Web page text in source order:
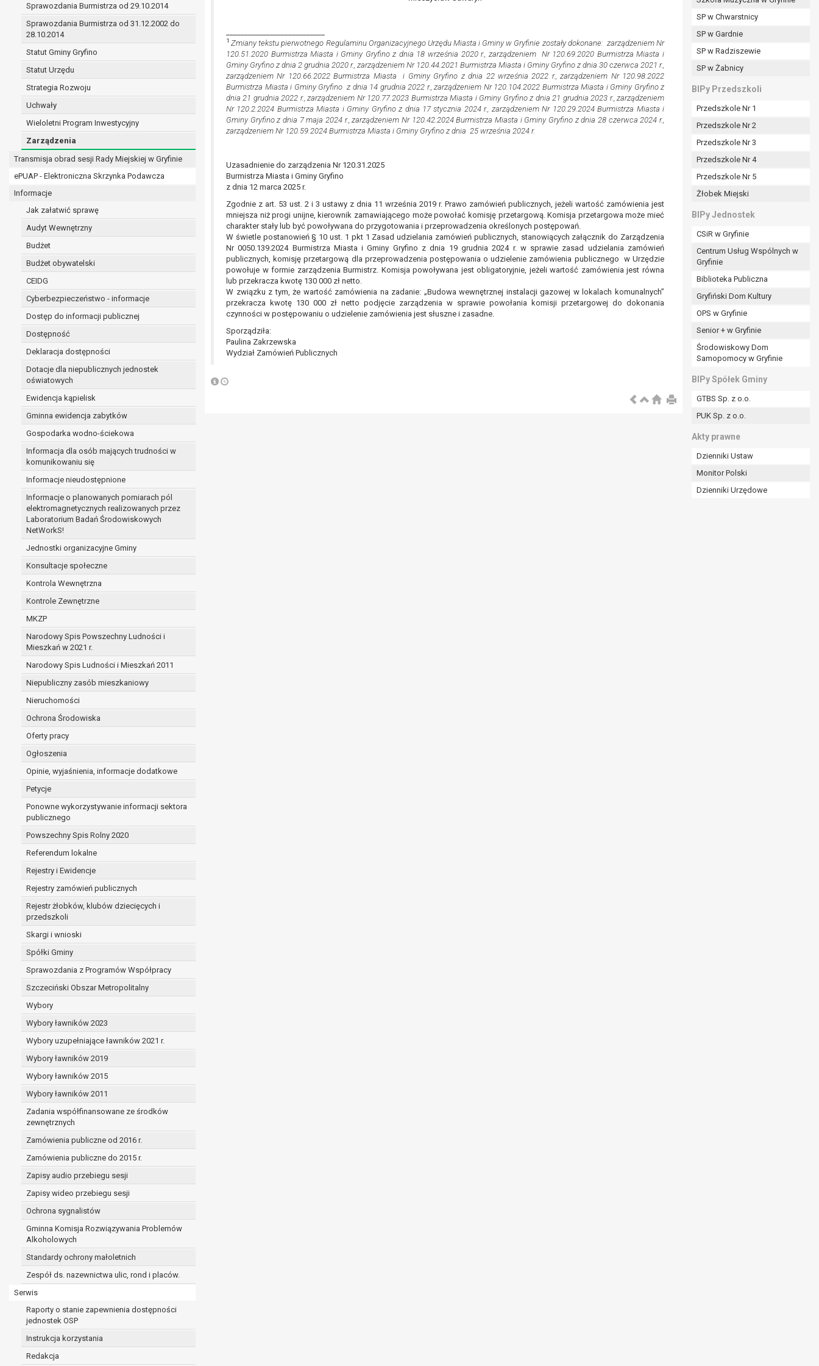
Sprawozdania Burmistrza od 29.10.2014
Sprawozdania Burmistrza od 31.12.2002 do
28.10.2014
Statut Gminy Gryfino
Statut Urzędu
Strategia Rozwoju
Uchwały
Wieloletni Program Inwestycyjny
Zarządzenia
Transmisja obrad sesji Rady Miejskiej w Gryfinie
ePUAP - Elektroniczna Skrzynka Podawcza
Informacje
Jak załatwić sprawę
Audyt Wewnętrzny
Budżet
Budżet obywatelski
CEIDG
Cyberbezpieczeństwo - informacje
Dostęp do informacji publicznej
Dostępność
Deklaracja dostępności
Dotacje dla niepublicznych jednostek
oświatowych
Ewidencja kąpielisk
Gminna ewidencja zabytków
Gospodarka wodno-ściekowa
Informacja dla osób mających trudności w
komunikowaniu się
Informacje nieudostępnione
Informacje o planowanych pomiarach pól
elektromagnetycznych realizowanych przez
Laboratorium Badań Środowiskowych
NetWorkS!
Jednostki organizacyjne Gminy
Konsultacje społeczne
Kontrola Wewnętrzna
Kontrole Zewnętrzne
MKZP
Narodowy Spis Powszechny Ludności i
Mieszkań w 2021 r.
Narodowy Spis Ludności i Mieszkań 2011
Niepubliczny zasób mieszkaniowy
Nieruchomości
Ochrona Środowiska
Oferty pracy
Ogłoszenia
Opinie, wyjaśnienia, informacje dodatkowe
Petycje
Ponowne wykorzystywanie informacji sektora
publicznego
Powszechny Spis Rolny 2020
Referendum lokalne
Rejestry i Ewidencje
Rejestry zamówień publicznych
Rejestr żłobków, klubów dziecięcych i
przedszkoli
Skargi i wnioski
Spółki Gminy
Sprawozdania z Programów Współpracy
Szczeciński Obszar Metropolitalny
Wybory
Wybory ławników 2023
Wybory uzupełniające ławników 2021 r.
Wybory ławników 2019
Wybory ławników 2015
Wybory ławników 2011
Zadania współfinansowane ze środków
zewnętrznych
Zamówienia publiczne od 2016 r.
Zamówienia publiczne do 2015 r.
Zapisy audio przebiegu sesji
Zapisy wideo przebiegu sesji
Ochrona sygnalistów
Gminna Komisja Rozwiązywania Problemów
Alkoholowych
Standardy ochrony małoletnich
Zespół ds. nazewnictwa ulic, rond i placów.
Serwis
Raporty o stanie zapewnienia dostępności
jednostek OSP
Instrukcja korzystania
Redakcja
1 Zmiany tekstu pierwotnego Regulaminu Organizacyjnego Urzędu Miasta i Gminy w Gryfinie zostały dokonane: zarządzeniem Nr
120.51.2020 Burmistrza Miasta i Gminy Gryfino z dnia 18 września 2020 r., zarządzeniem Nr 120.69.2020 Burmistrza Miasta i
Gminy Gryfino z dnia 2 grudnia 2020 r., zarządzeniem Nr 120.44.2021 Burmistrza Miasta i Gminy Gryfino z dnia 30 czerwca 2021 r.,
zarządzeniem Nr 120.66.2022 Burmistrza Miasta i Gminy Gryfino z dnia 22 września 2022 r., zarządzeniem Nr 120.98.2022
Burmistrza Miasta i Gminy Gryfino z dnia 14 grudnia 2022 r., zarządzeniem Nr 120.104.2022 Burmistrza Miasta i Gminy Gryfino z
dnia 21 grudnia 2022 r., zarządzeniem Nr 120.77.2023 Burmistrza Miasta i Gminy Gryfino z dnia 21 grudnia 2023 r., zarządzeniem
Nr 120.2.2024 Burmistrza Miasta i Gminy Gryfino z dnia 17 stycznia 2024 r., zarządzeniem Nr 120.29.2024 Burmistrza Miasta i
Gminy Gryfino z dnia 7 maja 2024 r., zarządzeniem Nr 120.42.2024 Burmistrza Miasta i Gminy Gryfino z dnia 28 czerwca 2024 r.,
zarządzeniem Nr 120.59.2024 Burmistrza Miasta i Gminy Gryfino z dnia 25 września 2024 r.
Uzasadnienie do zarządzenia Nr 120.31.2025
Burmistrza Miasta i Gminy Gryfino
z dnia 12 marca 2025 r.
Zgodnie z art. 53 ust. 2 i 3 ustawy z dnia 11 września 2019 r. Prawo zamówień publicznych, jeżeli wartość zamówienia jest
mniejsza niż progi unijne, kierownik zamawiającego może powołać komisję przetargową. Komisja przetargowa może mieć
charakter stały lub być powoływana do przygotowania i przeprowadzenia określonych postępowań.
W świetle postanowień § 10 ust. 1 pkt 1 Zasad udzielania zamówień publicznych, stanowiących załącznik do Zarządzenia
Nr 0050.139.2024 Burmistrza Miasta i Gminy Gryfino z dnia 19 grudnia 2024 r. w sprawie zasad udzielania zamówień
publicznych, komisję przetargową dla przeprowadzenia postępowania o udzielenie zamówienia publicznego w Urzędzie
powołuje w formie zarządzenia Burmistrz. Komisja powoływana jest obligatoryjnie, jeżeli wartość zamówienia jest równa
lub przekracza kwotę 130 000 zł netto.
W związku z tym, że wartość zamówienia na zadanie: „Budowa wewnętrznej instalacji gazowej w lokalach komunalnych”
przekracza kwotę 130 000 zł netto podjęcie zarządzenia w sprawie powołania komisji przetargowej do dokonania
czynności w postępowaniu o udzielenie zamówienia jest słuszne i zasadne.
Sporządziła:
Paulina Zakrzewska
Wydział Zamówień Publicznych
SP w Chwarstnicy
SP w Gardnie
SP w Radziszewie
SP w Żabnicy
BIPy Przedszkoli
Przedszkole Nr 1
Przedszkole Nr 2
Przedszkole Nr 3
Przedszkole Nr 4
Przedszkole Nr 5
Żłobek Miejski
BIPy Jednostek
CSiR w Gryfinie
Centrum Usług Wspólnych w
Gryfinie
Biblioteka Publiczna
Gryfiński Dom Kultury
OPS w Gryfinie
Senior + w Gryfinie
Środowiskowy Dom
Samopomocy w Gryfinie
BIPy Spółek Gminy
GTBS Sp. z o.o.
PUK Sp. z o.o.
Akty prawne
Dzienniki Ustaw
Monitor Polski
Dzienniki Urzędowe
prawo do żądania sprostowania danych na podstawie art. 16 RODO,
w przypadku gdy:
dane są nieprawidłowe lub niekompletne;
prawo do żądania usunięcia danych osobowych (tzw. prawo do bycia zapomnianym) na podstawie art. 17 RODO, w przypadku gdy:
dane nie są już niezbędne do celów, dla których były zebrane lub w inny sposób przetwarzane,
osoba, której dane dotyczą, wniosła sprzeciw wobec przetwarzania danych osobowych,
osoba, której dane dotyczą wycofała zgodę na przetwarzanie danych osobowych, która jest podstawą przetwarzania danych i nie ma innej podstawy prawnej
dane osobowe przetwarzane są niezgodnie z prawem,
dane osobowe muszą być usunięte w celu wywiązania się z obowiązku wynikającego z przepisów prawa;
osoba, której dane dotyczą kwestionuje prawidłowość danych osobowych – na okres pozwalający administratorowi sprawdzić prawidłowość tych danych,
przetwarzanie danych jest niezgodne z prawem, a osoba, której dane dotyczą, sprzeciwia się usunięciu danych, żądając w zamian ich ograniczenia,
administrator nie potrzebuje już danych dla swoich celów, ale osoba, której dane dotyczą, potrzebuje ich do ustalenia, obrony lub dochodzenia roszczeń,
osoba, której dane dotyczą, wniosła sprzeciw wobec przetwarzania danych - do czasu ustalenia czy prawnie uzasadnione podstawy po stronie administratora są
nadrzędne wobec podstawy sprzeciwu;
prawo do przenoszenia danych na podstawie art. 20 RODO, w przypadku gdy łącznie spełnione są następujące przesłanki:
przetwarzanie danych odbywa się na podstawie umowy zawartej z osobą, której dane dotyczą lub na podstawie zgody wyrażonej przez tą osobę,
przetwarzanie odbywa się w sposób zautomatyzowany;
prawo sprzeciwu wobec przetwarzania danych na podstawie art. 21 RODO, wobec przetwarzania danych osobowych, którego podstawą prawną jest:
niezbędność przetwarzania do wykonania zadania realizowanego w interesie publicznym lub w ramach sprawowania władzy publicznej powierzonej
administratorowi bądź
niezbędność przetwarzania do celów wynikających z prawnie uzasadnionych interesów realizowanych przez administratora lub przez stronę trzecią.
Z przyczyn związanych z Pani/Pana szczególną sytuacją. W razie wniesienia sprzeciwu, administrator nie może już przetwarzać tych danych osobowych, chyba że wykaże
on istnienie ważnych prawnie uzasadnionych podstaw do przetwarzania, nadrzędnych wobec interesów, praw i wolności osoby, której dane dotyczą, lub podstaw do
ustalenia, dochodzenia lub obrony roszczeń.
W przypadku gdy przetwarzanie danych osobowych odbywa się na podstawie zgody osoby na przetwarzanie danych osobowych (art. 6 ust. 1 lit a RODO), przysługuje Pani/Panu
prawo do cofnięcia tej zgody w dowolnym momencie. Cofnięcie to nie ma wpływu na zgodność przetwarzania, którego dokonano na podstawie zgody przed jej cofnięciem.
Przysługuje Pani/Panu prawo wniesienia skargi do organu nadzorczego na niezgodne z prawem przetwarzanie Pani/Pana danych osobowych przez administratora.
Organem właściwym do wniesienia skargi jest Prezes Urzędu Ochrony Danych Osobowych.
W zależności od sfery, w której przetwarzane są dane osobowe, podanie danych osobowych jest dobrowolne albo jest wymogiem ustawowym lub umownym.
Pani/Pana dane nie będą poddawane zautomatyzowanemu podejmowaniu decyzji, w tym również profilowaniu.